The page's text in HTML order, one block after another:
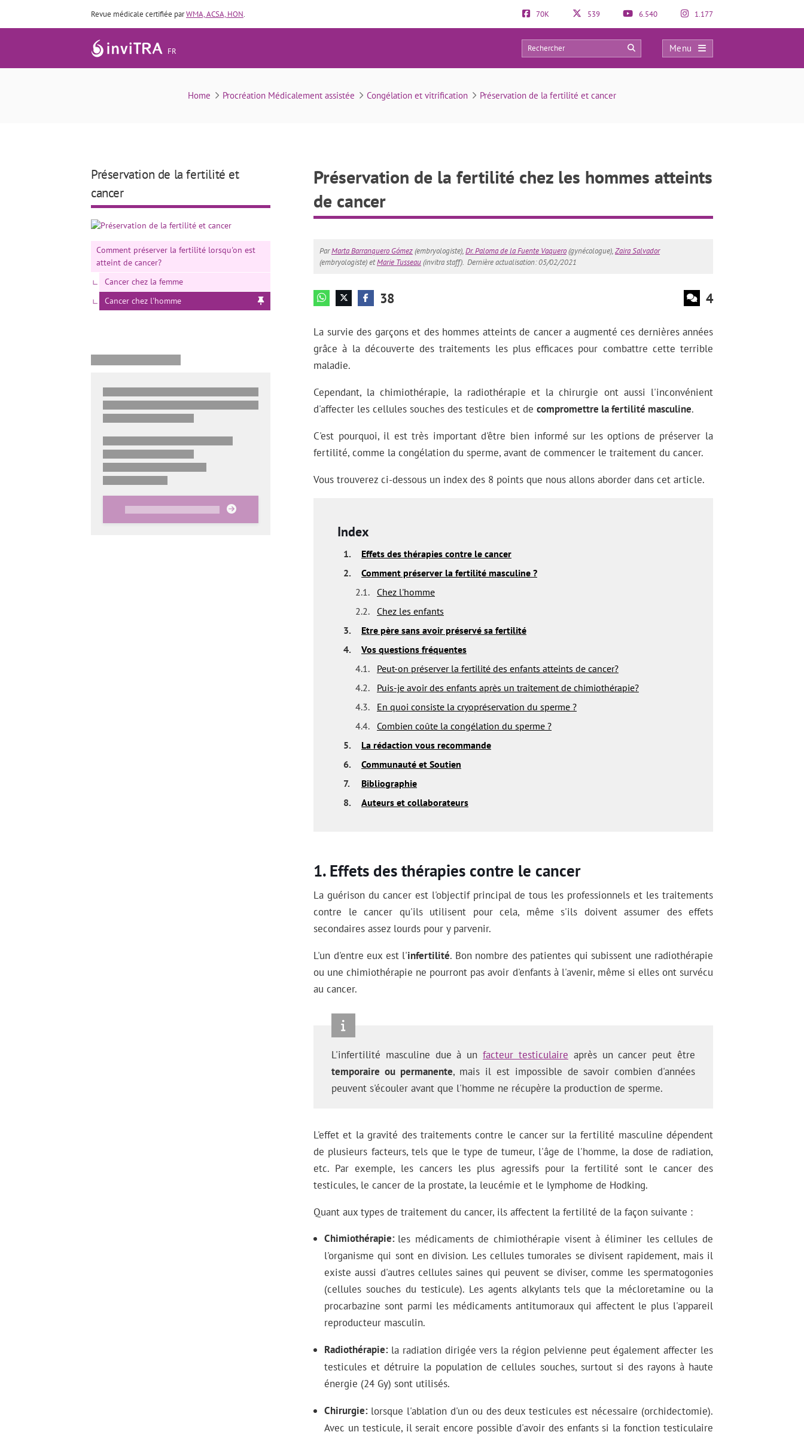
Revue médicale certifiée parWMA, ACSA, HON. 70K 539 6.540 1.177
FR
Menu
Préservation de la fertilité chez les hommes atteints de cancer
38 4
Home Procréation Médicalement assistée Congélation et vitrification Préservation de la fertilité et cancer
Préservation de la fertilité chez les hommes atteints
de cancer
ParMarta Barranquero Gómez(embryologiste),Dr. Paloma de la Fuente Vaquero(gynécologue),Zaira Salvador
(embryologiste) etMarie Tusseau(invitra staff). Dernière actualisation: 05/02/2021
38 4
La survie des garçons et des hommes atteints de cancer a augmenté ces dernières années
grâce à la découverte des traitements les plus efficaces pour combattre cette terrible
maladie.
Cependant, la chimiothérapie, la radiothérapie et la chirurgie ont aussi l'inconvénient
d'affecter les cellules souches des testicules et de compromettre la fertilité masculine.
C'est pourquoi, il est très important d'être bien informé sur les options de préserver la
fertilité, comme la congélation du sperme, avant de commencer le traitement du cancer.
Vous trouverez ci-dessous un index des 8 points que nous allons aborder dans cet article.
Index
1.
Effets des thérapies contre le cancer
2.
Comment préserver la fertilité masculine ?
2.1.
Chez l'homme
2.2.
Chez les enfants
3.
Etre père sans avoir préservé sa fertilité
4.
Vos questions fréquentes
4.1.
Peut-on préserver la fertilité des enfants atteints de cancer?
4.2.
Puis-je avoir des enfants après un traitement de chimiothérapie?
4.3.
En quoi consiste la cryopréservation du sperme ?
4.4.
Combien coûte la congélation du sperme ?
5.
La rédaction vous recommande
6.
Communauté et Soutien
7.
Bibliographie
8.
Auteurs et collaborateurs
Effets des thérapies contre le cancer
La guérison du cancer est l'objectif principal de tous les professionnels et les traitements
contre le cancer qu'ils utilisent pour cela, même s'ils doivent assumer des effets
secondaires assez lourds pour y parvenir.
L'un d'entre eux est l'infertilité. Bon nombre des patientes qui subissent une radiothérapie
ou une chimiothérapie ne pourront pas avoir d'enfants à l'avenir, même si elles ont survécu
au cancer.
L'infertilité masculine due à unfacteur testiculaire après un cancer peut être
temporaire ou permanente, mais il est impossible de savoir combien d'années
peuvent s'écouler avant que l'homme ne récupère la production de sperme.
L'effet et la gravité des traitements contre le cancer sur la fertilité masculine dépendent
de plusieurs facteurs, tels que le type de tumeur, l'âge de l'homme, la dose de radiation,
etc. Par exemple, les cancers les plus agressifs pour la fertilité sont le cancer des
testicules, le cancer de la prostate, la leucémie et le lymphome de Hodking.
Quant aux types de traitement du cancer, ils affectent la fertilité de la façon suivante :
Chimiothérapie les médicaments de chimiothérapie visent à éliminer les cellules de
l'organisme qui sont en division. Les cellules tumorales se divisent rapidement, mais il
existe aussi d'autres cellules saines qui peuvent se diviser, comme les spermatogonies
(cellules souches du testicule). Les agents alkylants tels que la mécloretamine ou la
procarbazine sont parmi les médicaments antitumoraux qui affectent le plus l'appareil
reproducteur masculin.
Radiothérapie la radiation dirigée vers la région pelvienne peut également affecter les
testicules et détruire la population de cellules souches, surtout si des rayons à haute
énergie (24 Gy) sont utilisés.
Chirurgie lorsque l'ablation d'un ou des deux testicules est nécessaire (orchidectomie).
Avec un testicule, il serait encore possible d'avoir des enfants si la fonction testiculaire
Préservation de la fertilité et
cancer
Comment préserver la fertilité lorsqu'on est
atteint de cancer?
Cancer chez la femme
Cancer chez l'homme